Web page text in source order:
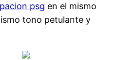
psg en el mismo
tono petulante y